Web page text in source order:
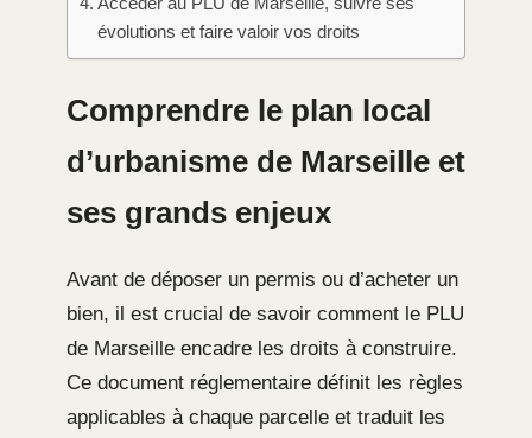
évolutions et faire valoir vos droits
Comprendre le plan local
d’urbanisme de Marseille et
ses grands enjeux
Avant de déposer un permis ou d’acheter un
bien, il est crucial de savoir comment le PLU
de Marseille encadre les droits à construire.
Ce document réglementaire définit les règles
applicables à chaque parcelle et traduit les